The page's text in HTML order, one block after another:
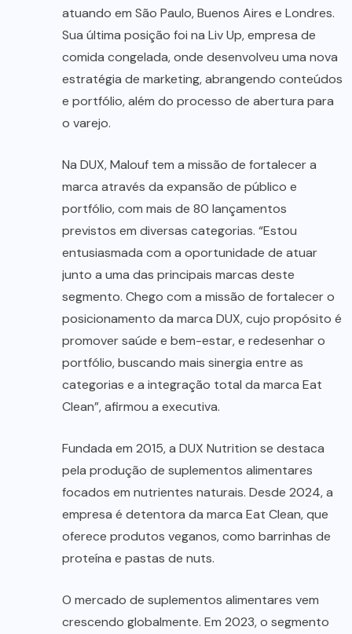
atuando em São Paulo, Buenos Aires e Londres.
Sua última posição foi na Liv Up, empresa de
comida congelada, onde desenvolveu uma nova
estratégia de marketing, abrangendo conteúdos
e portfólio, além do processo de abertura para
o varejo.
Na DUX, Malouf tem a missão de fortalecer a
marca através da expansão de público e
portfólio, com mais de 80 lançamentos
previstos em diversas categorias. “Estou
entusiasmada com a oportunidade de atuar
junto a uma das principais marcas deste
segmento. Chego com a missão de fortalecer o
posicionamento da marca DUX, cujo propósito é
promover saúde e bem-estar, e redesenhar o
portfólio, buscando mais sinergia entre as
categorias e a integração total da marca Eat
Clean”, afirmou a executiva.
Fundada em 2015, a DUX Nutrition se destaca
pela produção de suplementos alimentares
focados em nutrientes naturais. Desde 2024, a
empresa é detentora da marca Eat Clean, que
oferece produtos veganos, como barrinhas de
proteína e pastas de nuts.
O mercado de suplementos alimentares vem
crescendo globalmente. Em 2023, o segmento